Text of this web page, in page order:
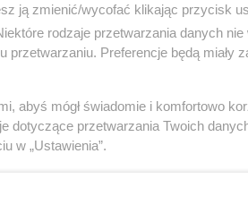
nowych domów w Polsce
ją zmienić/wycofać klikając przycisk
rodzaje przetwarzania danych
Preferencje będą miały
abyś mógł świadomie i komfortowo
dotyczące przetwarzania Twoich
w „Ustawienia”.